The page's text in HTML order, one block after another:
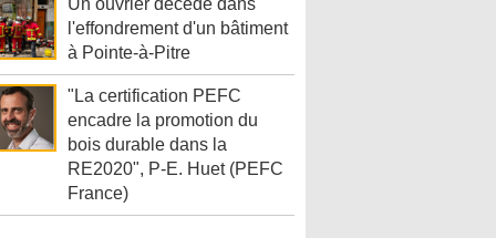
Un ouvrier décède dans
l'effondrement d'un bâtiment
à Pointe-à-Pitre
"La certification PEFC
encadre la promotion du
bois durable dans la
RE2020", P-E. Huet (PEFC
France)